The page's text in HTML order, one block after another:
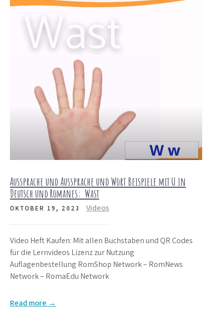
Aussprache und Aussprache und Wort Beispiele mit U in
Deutsch und Romanes: Wast
OKTOBER 19, 2023 Videos
Video Heft Kaufen: Mit allen Buchstaben und QR Codes
für die Lernvideos Lizenz zur Nutzung
Auflagenbestellung RomShop Network – RomNews
Network – RomaEdu Network
Read more →